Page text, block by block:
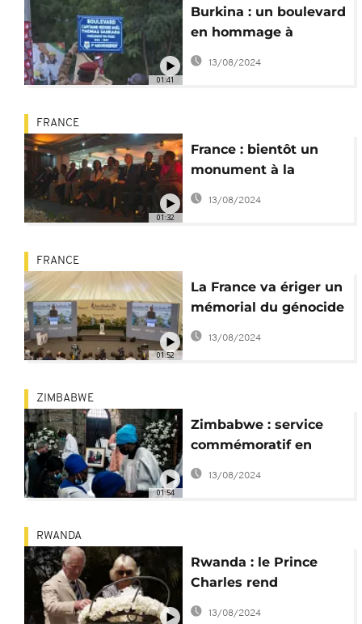
01:41
Burkina : un boulevard
en hommage à
Sankara, un mausolée
en construction
13/08/2024
01:32
FRANCE
France : bientôt un
monument à la
mémoire du génocide
rwandais
13/08/2024
01:52
FRANCE
La France va ériger un
mémorial du génocide
rwandais à Paris
13/08/2024
01:54
ZIMBABWE
Zimbabwe : service
commémoratif en
l'honneur de la reine
13/08/2024
RWANDA
Rwanda : le Prince
Charles rend
hommage aux
13/08/2024